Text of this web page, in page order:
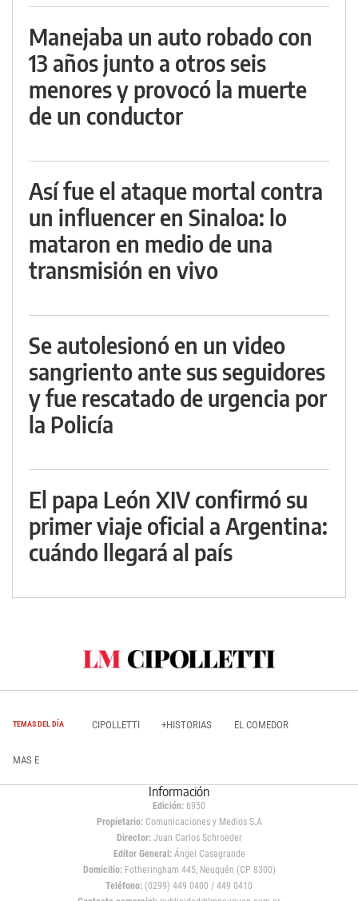
Manejaba un auto robado con
13 años junto a otros seis
menores y provocó la muerte
de un conductor
Así fue el ataque mortal contra
un influencer en Sinaloa: lo
mataron en medio de una
transmisión en vivo
Se autolesionó en un video
sangriento ante sus seguidores
y fue rescatado de urgencia por
la Policía
El papa León XIV confirmó su
primer viaje oficial a Argentina:
cuándo llegará al país
TEMAS DEL DÍA CIPOLLETTI +HISTORIAS EL COMEDOR
MAS E
Información
Edición: 6950
Propietario:Comunicaciones y Medios S.A
Director: Juan Carlos Schroeder
Editor General:Ángel Casagrande
Domicilio:Fotheringham 445, Neuquén (CP 8300)
Teléfono: (0299) 449 0400 / 449 0410